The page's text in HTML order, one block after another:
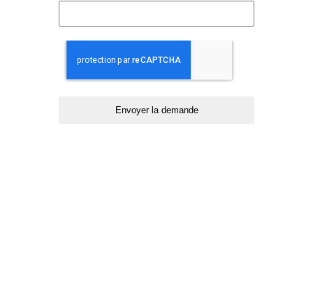
Envoyer la demande